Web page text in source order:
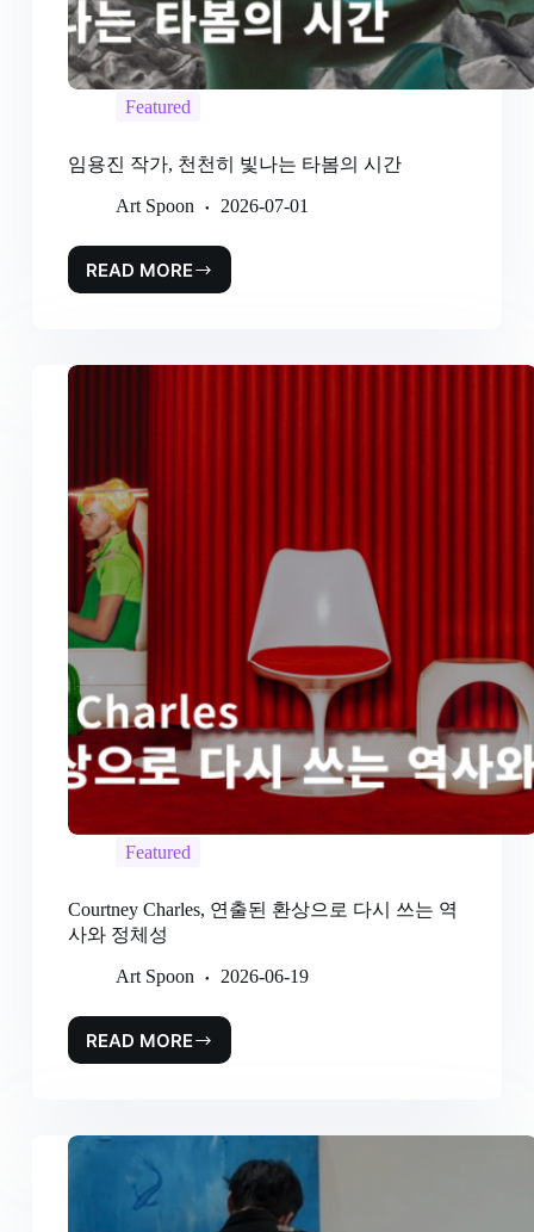
Featured
임용진 작가, 천천히 빛나는 타봄의 시간
Art Spoon 2026-07-01
READ MORE
Featured
Courtney Charles, 연출된 환상으로 다시 쓰는 역
사와 정체성
Art Spoon 2026-06-19
READ MORE